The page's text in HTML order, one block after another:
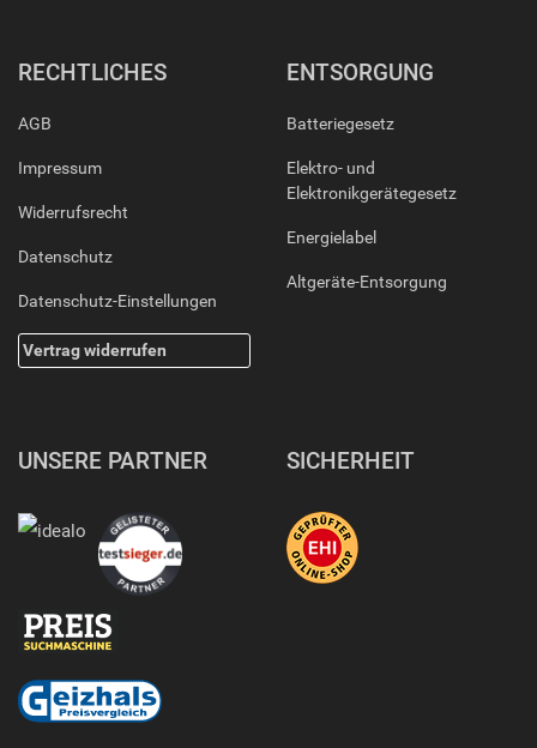
RECHTLICHES
AGB
Impressum
Widerrufsrecht
Datenschutz
Datenschutz-Einstellungen
Vertrag widerrufen
ENTSORGUNG
Batteriegesetz
Elektro- und
Elektronikgerätegesetz
Energielabel
Altgeräte-Entsorgung
UNSERE PARTNER SICHERHEIT